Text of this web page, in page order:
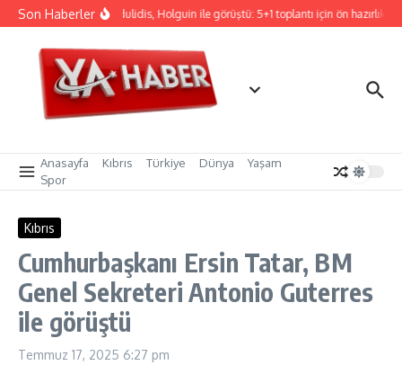
İçeriğe atla
Son HaberlerHristodulidis, Holguin ile görüştü: 5+1 toplantı için ön hazırlık
Anasayfa Kıbrıs Türkiye Dünya
Yaşam
Spor
Kıbrıs
Cumhurbaşkanı Ersin Tatar, BM
Genel Sekreteri Antonio Guterres
ile görüştü
Temmuz 17, 2025 6:27 pm